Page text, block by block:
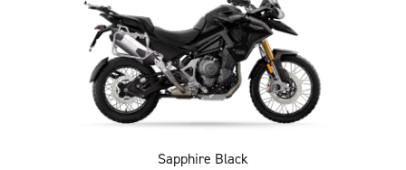
Sapphire Black